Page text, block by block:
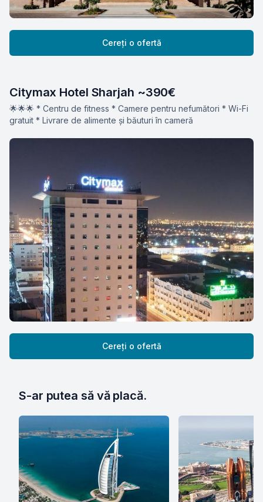
Cereți o ofertă
Citymax Hotel Sharjah ~390€
🌟🌟🌟 * Centru de fitness * Camere pentru nefumători * Wi-Fi
gratuit * Livrare de alimente și băuturi în cameră
Cereți o ofertă
S-ar putea să vă placă.